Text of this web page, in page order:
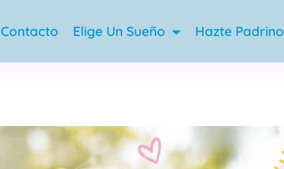
Contacto Elige Un Sueño Hazte Padrino